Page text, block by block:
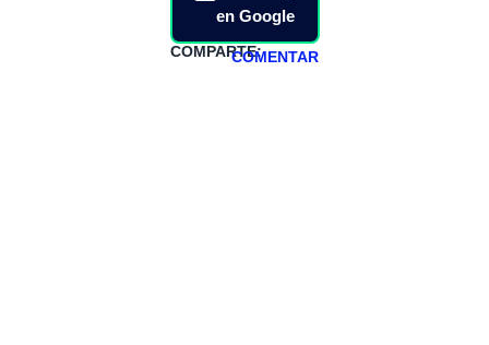
en Google
COMPARTE:COMENTAR